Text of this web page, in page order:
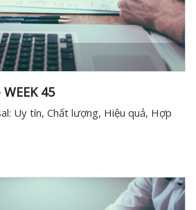
WEEK 45
Uy tín, Chất lượng, Hiệu quả, Hợp